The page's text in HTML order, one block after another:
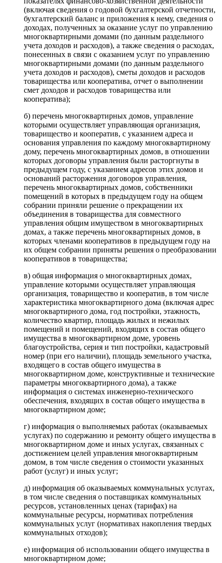
(включая сведения о годовой бухгалтерской отчетности,
бухгалтерский баланс и приложения к нему, сведения о
доходах, полученных за оказание услуг по управлению
многоквартирными домами (по данным раздельного
учета доходов и расходов), а также сведения о расходах,
понесенных в связи с оказанием услуг по управлению
многоквартирными домами (по данным раздельного
учета доходов и расходов), сметы доходов и расходов
товарищества или кооператива, отчет о выполнении
смет доходов и расходов товарищества или
кооператива);
б) перечень многоквартирных домов, управление
которыми осуществляет управляющая организация,
товарищество и кооператив, с указанием адреса и
основания управления по каждому многоквартирному
дому, перечень многоквартирных домов, в отношении
которых договоры управления были расторгнуты в
предыдущем году, с указанием адресов этих домов и
оснований расторжения договоров управления,
перечень многоквартирных домов, собственники
помещений в которых в предыдущем году на общем
собрании приняли решение о прекращении их
объединения в товарищества для совместного
управления общим имуществом в многоквартирных
домах, а также перечень многоквартирных домов, в
которых членами кооперативов в предыдущем году на
их общем собрании приняты решения о преобразовании
кооперативов в товарищества;
в) общая информация о многоквартирных домах,
управление которыми осуществляет управляющая
организация, товарищество и кооператив, в том числе
характеристика многоквартирного дома (включая адрес
многоквартирного дома, год постройки, этажность,
количество квартир, площадь жилых и нежилых
помещений и помещений, входящих в состав общего
имущества в многоквартирном доме, уровень
благоустройства, серия и тип постройки, кадастровый
номер (при его наличии), площадь земельного участка,
входящего в состав общего имущества в
многоквартирном доме, конструктивные и технические
параметры многоквартирного дома), а также
информация о системах инженерно-технического
обеспечения, входящих в состав общего имущества в
многоквартирном доме;
г) информация о выполняемых работах (оказываемых
услугах) по содержанию и ремонту общего имущества в
многоквартирном доме и иных услугах, связанных с
достижением целей управления многоквартирным
домом, в том числе сведения о стоимости указанных
работ (услуг) и иных услуг;
д) информация об оказываемых коммунальных услугах,
в том числе сведения о поставщиках коммунальных
ресурсов, установленных ценах (тарифах) на
коммунальные ресурсы, нормативах потребления
коммунальных услуг (нормативах накопления твердых
коммунальных отходов);
е) информация об использовании общего имущества в
многоквартирном доме;